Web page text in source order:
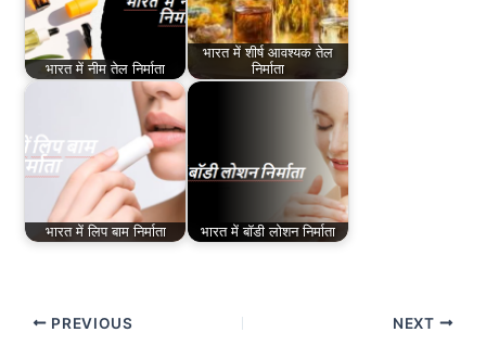
भारत में नीम तेल निर्माता
भारत में शीर्ष आवश्यक तेल
निर्माता
भारत में लिप बाम निर्माता भारत में बॉडी लोशन निर्माता
PREVIOUS NEXT